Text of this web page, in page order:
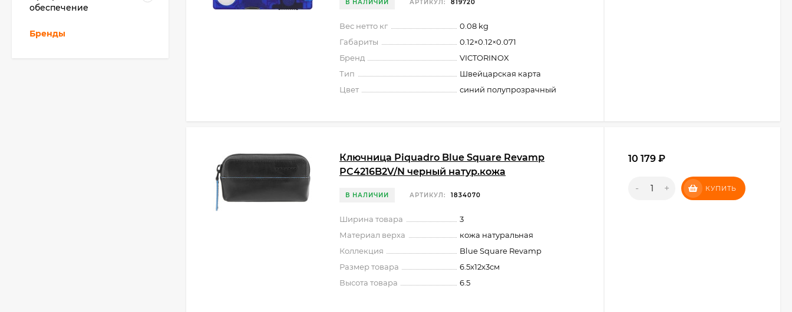
В НАЛИЧИИ АРТИКУЛ: 819720
Вес нетто кг
0.08 kg
Габариты
0.12×0.12×0.071
Бренд
VICTORINOX
Тип
Швейцарская карта
Цвет
синий полупрозрачный
Ключница Piquadro Blue Square Revamp
PC4216B2V/N черный натур.кожа
В НАЛИЧИИ АРТИКУЛ: 1834070
Ширина товара
3
Материал верха
кожа натуральная
Коллекция
Blue Square Revamp
Размер товара
6.5x12x3см
Высота товара
6.5
10 179 ₽
- + КУПИТЬ
обеспечение
Бренды